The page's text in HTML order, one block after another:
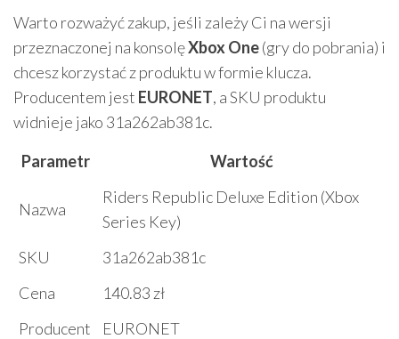
Warto rozważyć zakup, jeśli zależy Ci na wersji
przeznaczonej na konsolęXbox One(gry do pobrania) i
chcesz korzystać z produktu w formie klucza.
Producentem jest EURONET, a SKU produktu
widnieje jako 31a262ab381c.
Parametr
Wartość
Nazwa
Riders Republic Deluxe Edition (Xbox
Series Key)
SKU
31a262ab381c
Cena
140.83 zł
Producent
EURONET